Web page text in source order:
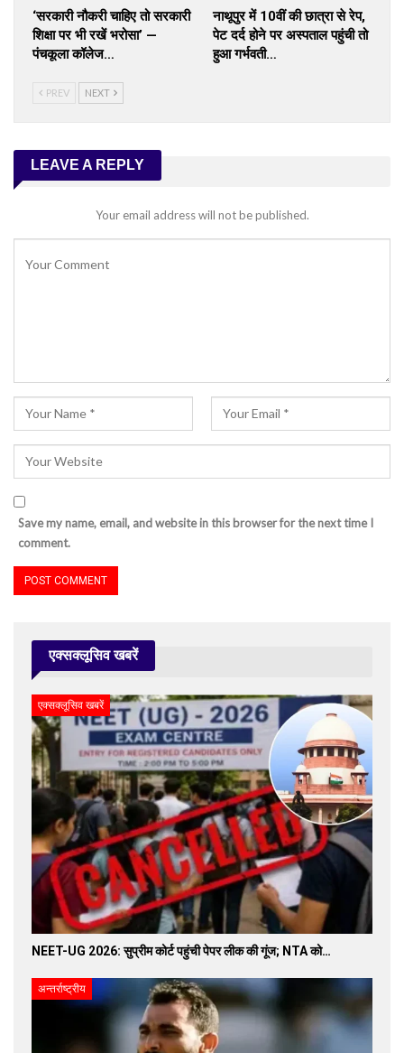
‘सरकारी नौकरी चाहिए तो सरकारी
शिक्षा पर भी रखें भरोसा’ —
पंचकूला कॉलेज…
नाथूपुर में 10वीं की छात्रा से रेप,
पेट दर्द होने पर अस्पताल पहुंची तो
हुआ गर्भवती…
PREV NEXT
LEAVE A REPLY
Your email address will not be published.
Save my name, email, and website in this browser for the next time I
comment.
एक्सक्लूसिव खबरें
एक्सक्लूसिव खबरें
NEET-UG 2026: सुप्रीम कोर्ट पहुंची पेपर लीक की गूंज; NTA को…
अन्तर्राष्ट्रीय